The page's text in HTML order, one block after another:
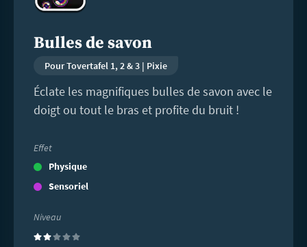
Bulles de savon
Pour Tovertafel 1, 2 & 3 | Pixie
Éclate les magnifiques bulles de savon avec le
doigt ou tout le bras et profite du bruit !
Effet
Physique
Sensoriel
Niveau
(2)